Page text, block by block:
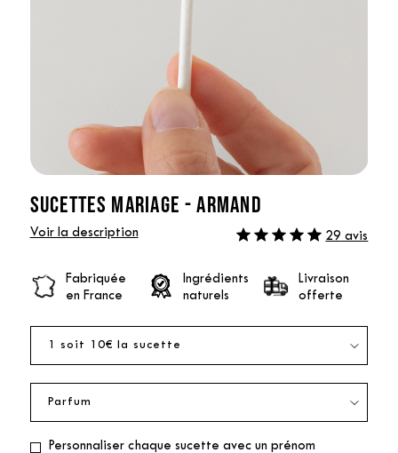
SUCETTES MARIAGE - ARMAND
Voir la description 29 avis
Fabriquée
en France
Ingrédients
naturels
Livraison
offerte
Personnaliser chaque sucette avec un prénom